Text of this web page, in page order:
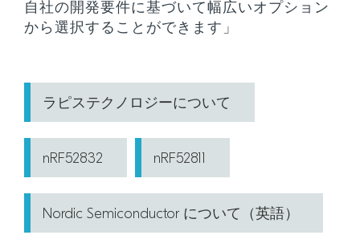
自社の開発要件に基づいて幅広いオプション
から選択することができます」
ラピステクノロジーについて
nRF52832 nRF52811
Nordic Semiconductor について（英語）